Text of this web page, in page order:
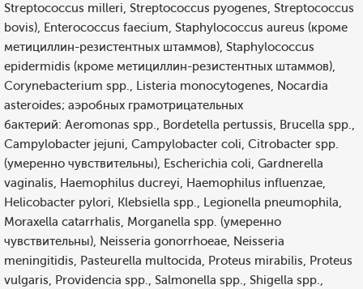
Streptococcus milleri, Streptococcus pyogenes, Streptococcus
bovis), Enterococcus faecium, Staphylococcus aureus (кроме
метициллин-резистентных штаммов), Staphylococcus
epidermidis (кроме метициллин-резистентных штаммов),
Corynebacterium spp., Listeria monocytogenes, Nocardia
asteroides; аэробных грамотрицательных
бактерий: Aeromonas spp., Bordetella pertussis, Brucella spp.,
Campylobacter jejuni, Campylobacter coli, Citrobacter spp.
(умеренно чувствительны), Escherichia coli, Gardnerella
vaginalis, Haemophilus ducreyi, Haemophilus influenzae,
Helicobacter pylori, Klebsiella spp., Legionella pneumophila,
Moraxella catarrhalis, Morganella spp. (умеренно
чувствительны), Neisseria gonorrhoeae, Neisseria
meningitidis, Pasteurella multocida, Proteus mirabilis, Proteus
vulgaris, Providencia spp., Salmonella spp., Shigella spp.,